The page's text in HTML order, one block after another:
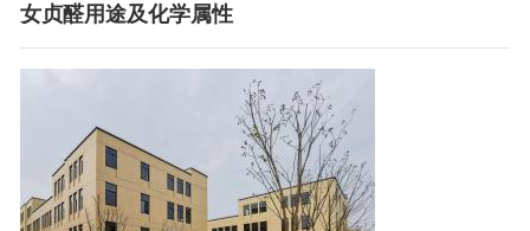
女贞醛用途及化学属性